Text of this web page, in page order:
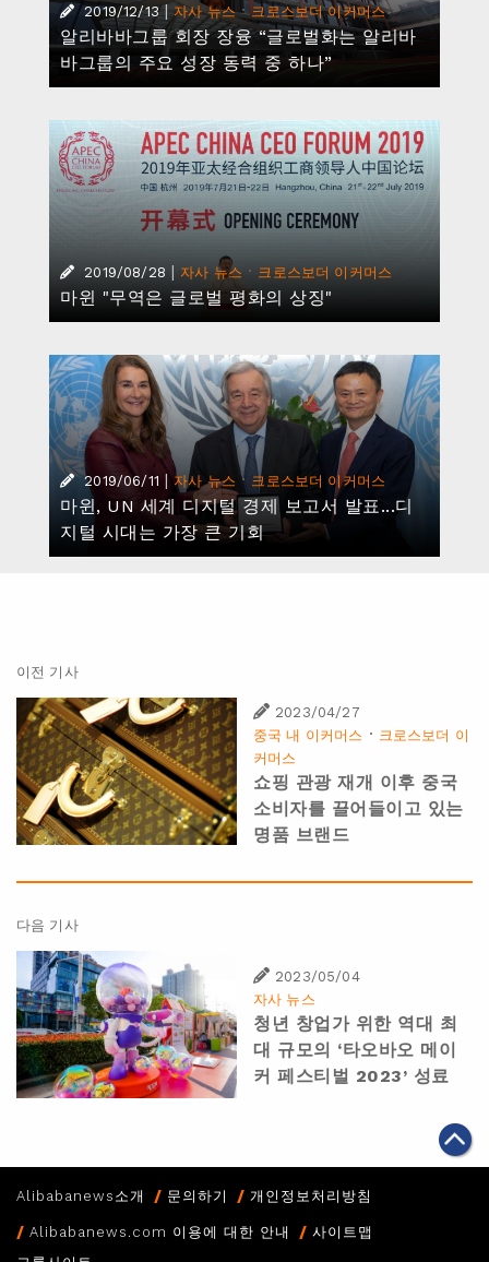
2019/12/13 자사 뉴스·크로스보더 이커머스
알리바바그룹 회장 장융 “글로벌화는 알리바
바그룹의 주요 성장 동력 중 하나”
2019/08/28 자사 뉴스 · 크로스보더 이커머스
마윈 "무역은 글로벌 평화의 상징"
2019/06/11 자사 뉴스 · 크로스보더 이커머스
마윈, UN 세계 디지털 경제 보고서 발표...디
지털 시대는 가장 큰 기회
이전 기사
2023/04/27
중국 내 이커머스 · 크로스보더 이
커머스
쇼핑 관광 재개 이후 중국
소비자를 끌어들이고 있는
명품 브랜드
다음 기사
2023/05/04
자사 뉴스
청년 창업가 위한 역대 최
대 규모의 ‘타오바오 메이
커 페스티벌 2023’ 성료
Alibabanews소개 문의하기 개인정보처리방침
Alibabanews.com 이용에 대한 안내
사이트맵